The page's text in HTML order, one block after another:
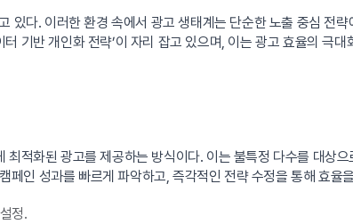
다. 이러한 환경 속에서 광고 생태계는 단순한 노출 중심 전
터 기반 개인화 전략’이 자리 잡고 있으며, 이는 광고 효율의 극
적화된 광고를 제공하는 방식이다. 이는 불특정 다수를 대상
인 성과를 빠르게 파악하고, 즉각적인 전략 수정을 통해 효율
정.